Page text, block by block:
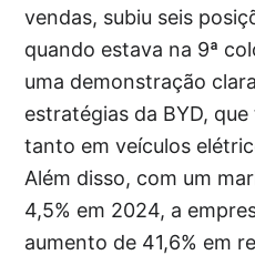
vendas, subiu seis
quando estava na 9ª
uma demonstração
estratégias da BYD,
tanto em veículos
Além disso, com um
4,5% em 2024, a
aumento de 41,6% em